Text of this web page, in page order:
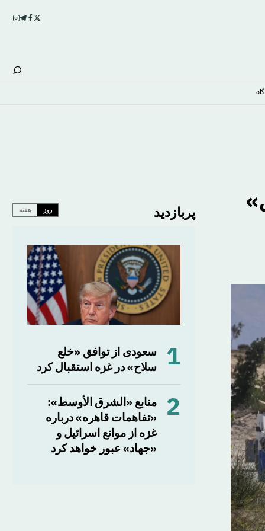
پربازدید روز هفته
1
سعودی از توافق «خلع
سلاح» در غزه استقبال کرد
2
منابع «الشرق الأوسط»:
«تفاهمات قاهره» درباره
غزه از موانع اسرائیل و
«جهاد» عبور خواهد کرد